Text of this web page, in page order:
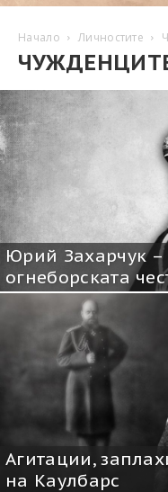
Начало Личностите
Юрий Захарчук –
огнеборската
Агитации,
на Каулбарс